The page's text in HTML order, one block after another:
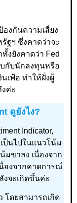
องกันความเสี่ยง
ฐฯ ซึ่งคาดว่าจะ
งยังคาดว่า Fed
บกับนักลงทุนหรือ
นเฟ้อ ทำให้ฝั่งผู้
ค่ะ
ดูยังไง?
Indicator,
ป็นไปในแนวโน้ม
มขาลง เนื่องจาก
องจากคาดการณ์
งจะเกิดขึ้นค่ะ
โดยสามารถเกิด